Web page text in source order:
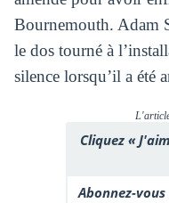
Bournemouth. Adam
le dos tourné à
silence lorsqu’il a été
Cliquez «
Abonnez-